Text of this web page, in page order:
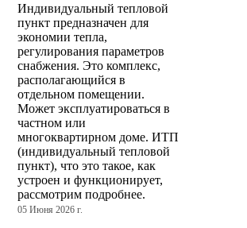
Индивидуальный тепловой
пункт предназначен для
экономии тепла,
регулирования параметров
снабжения. Это комплекс,
располагающийся в
отдельном помещении.
Может эксплуатироваться в
частном или
многоквартирном доме. ИТП
(индивидуальный тепловой
пункт), что это такое, как
устроен и функционирует,
рассмотрим подробнее.
05 Июня 2026 г.